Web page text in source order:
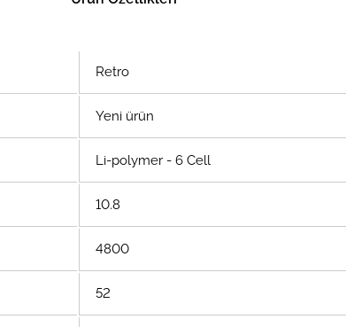
Retro
Yeni ürün
Li-polymer - 6 Cell
10.8
4800
52